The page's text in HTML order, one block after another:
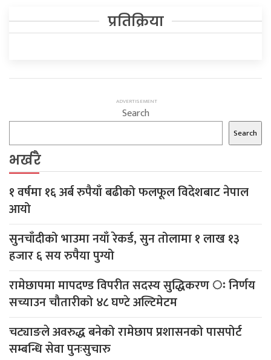
प्रतिक्रिया
Search
Search
भर्खरै
१ वर्षमा १६ अर्ब रुपैयाँ बढीको फलफूल विदेशबाट नेपाल
आयो
सुनचाँदीको भाउमा नयाँ रेकर्ड, सुन तोलामा १ लाख १३
हजार ६ सय रुपैया पुग्यो
रामेछापमा मापदण्ड विपरीत सदस्य सुद्धिकरण ः निर्णय
सच्याउन चौतारीको ४८ घण्टे अल्टिमेटम
चट्याङले अवरुद्ध बनेको रामेछाप प्रशासनको पासपोर्ट
सम्बन्धि सेवा पुनःसुचारु